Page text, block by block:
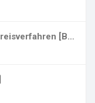
Das gleitende Durchschnittspreisverfahren [Be...